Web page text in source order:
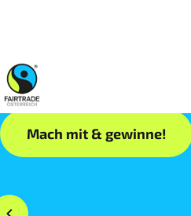
Dein
Mach mit & gewinne!